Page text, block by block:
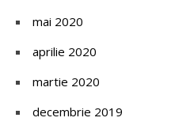
mai 2020
aprilie 2020
martie 2020
decembrie 2019